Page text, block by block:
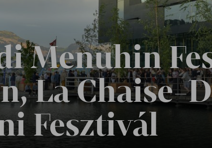
Menuhin
La Chaise-
Fesztivál